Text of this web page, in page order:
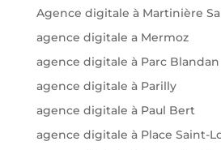
Agence digitale à Martinière
agence digitale a Mermoz
agence digitale à Parc Blandan
agence digitale à Parilly
agence digitale à Paul Bert
agence digitale à Place Saint-